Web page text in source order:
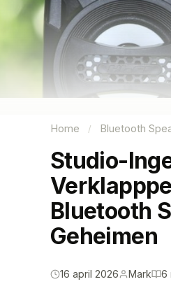
Home / Bluetooth
Studio-
Bluetooth
Geheimen
16 april 2026 Mark 6